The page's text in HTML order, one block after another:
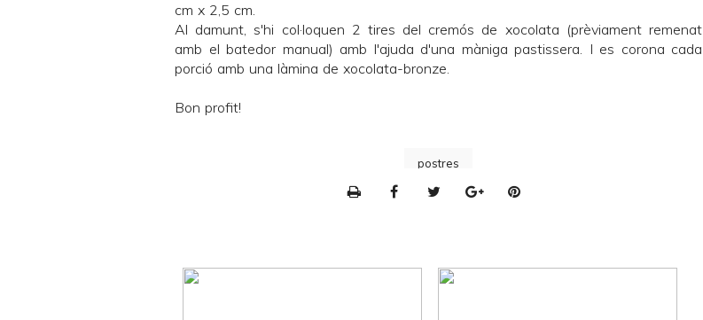
cm x 2,5 cm.
Al damunt, s'hi col·loquen 2 tires del cremós de xocolata (prèviament remenat
amb el batedor manual) amb l'ajuda d'una màniga pastissera. I es corona cada
porció amb una làmina de xocolata-bronze.
Bon profit!
postres
n